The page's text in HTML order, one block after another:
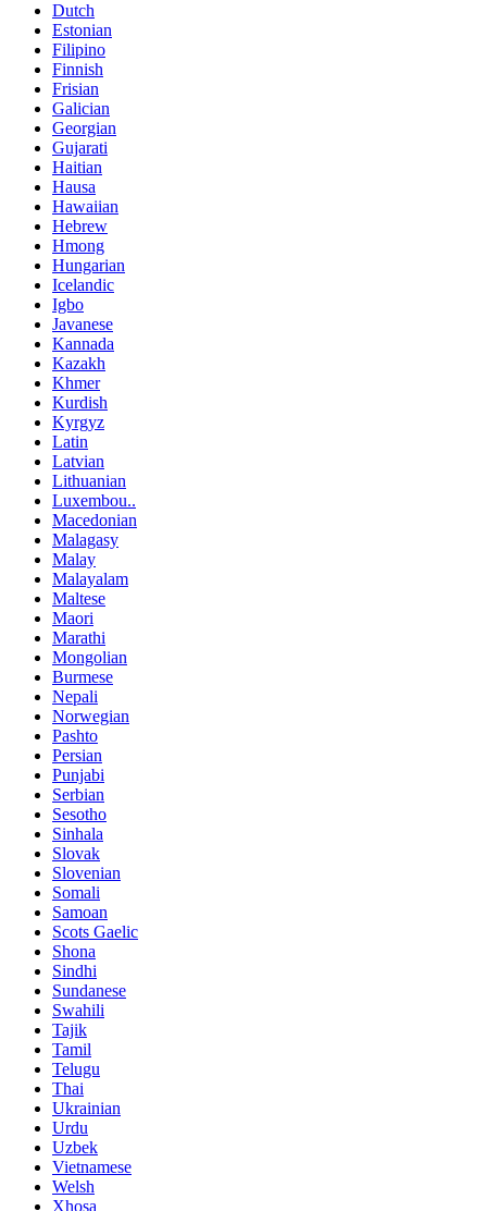
Dutch
Estonian
Filipino
Finnish
Frisian
Galician
Georgian
Gujarati
Haitian
Hausa
Hawaiian
Hebrew
Hmong
Hungarian
Icelandic
Igbo
Javanese
Kannada
Kazakh
Khmer
Kurdish
Kyrgyz
Latin
Latvian
Lithuanian
Luxembou..
Macedonian
Malagasy
Malay
Malayalam
Maltese
Maori
Marathi
Mongolian
Burmese
Nepali
Norwegian
Pashto
Persian
Punjabi
Serbian
Sesotho
Sinhala
Slovak
Slovenian
Somali
Samoan
Scots Gaelic
Shona
Sindhi
Sundanese
Swahili
Tajik
Tamil
Telugu
Thai
Ukrainian
Urdu
Uzbek
Vietnamese
Welsh
Xhosa